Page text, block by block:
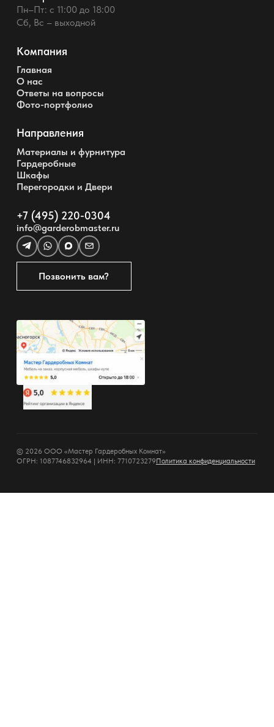
Пн–Пт: с 11:00 до 18:00
Сб, Вс – выходной
Компания
Главная
О нас
Ответы на вопросы
Фото-портфолио
Направления
Материалы и фурнитура
Гардеробные
Шкафы
Перегородки и Двери
+7 (495) 220-0304
info@garderobmaster.ru
Позвонить вам?
© 2026 ООО «Мастер Гардеробных Комнат»
ОГРН: 1087746832964 | ИНН: 7710723279Политика конфиденциальности